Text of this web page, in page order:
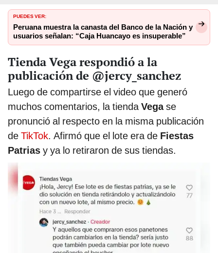
PUEDES VER:
Peruana muestra la canasta del Banco de la Nación y
usuarios señalan: “Caja Huancayo es insuperable”
Tienda Vega respondió a la
publicación de @jercy_sanchez
Luego de compartirse el video que generó
muchos comentarios, la tiendaVegase
pronunció al respecto en la misma publicación
de TikTok. Afirmó que el lote era de Fiestas
Patrias y ya lo retiraron de sus tiendas.